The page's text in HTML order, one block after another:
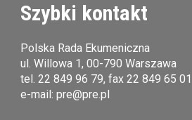
Szybki kontakt
Polska Rada Ekumeniczna
ul. Willowa 1, 00-790 Warszawa
tel.22 849 96 79, fax 22 849 65 01
e-mail:pre@pre.pl